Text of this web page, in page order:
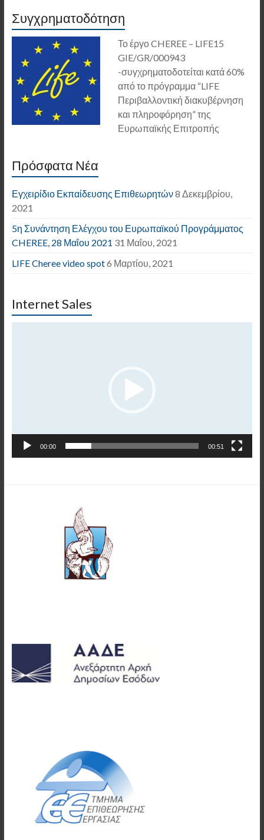
Συγχρηματοδότηση
Το έργο CHEREE – LIFE15
GIE/GR/000943
-συγχρηματοδοτείται κατά 60%
από το πρόγραμμα “LIFE
Περιβαλλοντική διακυβέρνηση
και πληροφόρηση” της
Ευρωπαϊκής Επιτροπής
Πρόσφατα Νέα
Εγχειρίδιο Εκπαίδευσης Επιθεωρητών8 Δεκεμβρίου,
2021
5η Συνάντηση Ελέγχου του Ευρωπαϊκού Προγράμματος
CHEREE, 28 Μαΐου 2021 31 Μαΐου, 2021
LIFE Cheree video spot6 Μαρτίου, 2021
Internet Sales
00:00 00:51